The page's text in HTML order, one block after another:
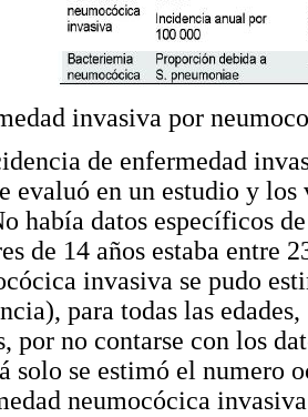
invasiva por
de enfermedad
evaluó en un estudio y
había datos específicos
de 14 años estaba entre
invasiva se pudo
para todas las
por no contarse con los
solo se estimó el numero
neumocócica